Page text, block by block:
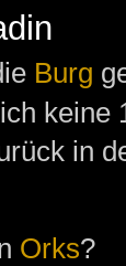
Burg
keine
in
Orks?